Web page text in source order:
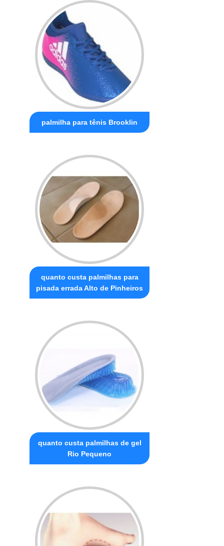
palmilha para tênis Brooklin
quanto custa palmilhas para
pisada errada Alto de Pinheiros
quanto custa palmilhas de gel
Rio Pequeno